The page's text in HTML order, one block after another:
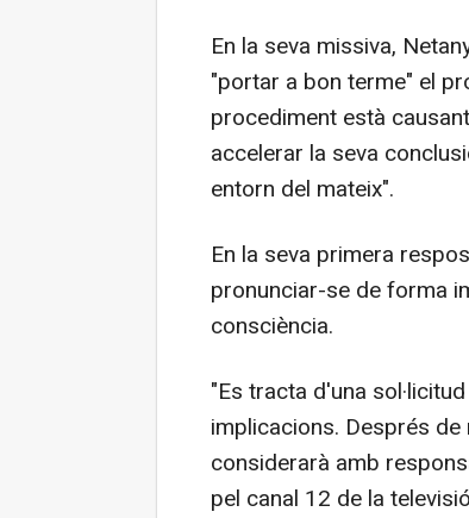
En la seva missiva,
"portar a bon terme" el
procediment està
accelerar la seva
entorn del mateix".
En la seva primera
pronunciar-se de forma
consciència.
"Es tracta d'una
implicacions. Després
considerarà amb
pel canal 12 de la